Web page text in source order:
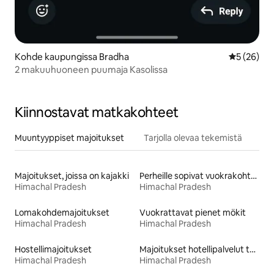
Kohde kaupungissa Bradha
5 (26)
2 makuuhuoneen puumaja Kasolissa
Kiinnostavat matkakohteet
Muuntyyppiset majoitukset Tarjolla olevaa tekemistä
Majoitukset, joissa on kajakki
Himachal Pradesh
Perheille sopivat vuokrakohteet
Himachal Pradesh
Lomakohdemajoitukset
Himachal Pradesh
Vuokrattavat pienet mökit
Himachal Pradesh
Hostellimajoitukset
Himachal Pradesh
Majoitukset hotellipalvelut tarjoavissa huoneistoissa
Himachal Pradesh